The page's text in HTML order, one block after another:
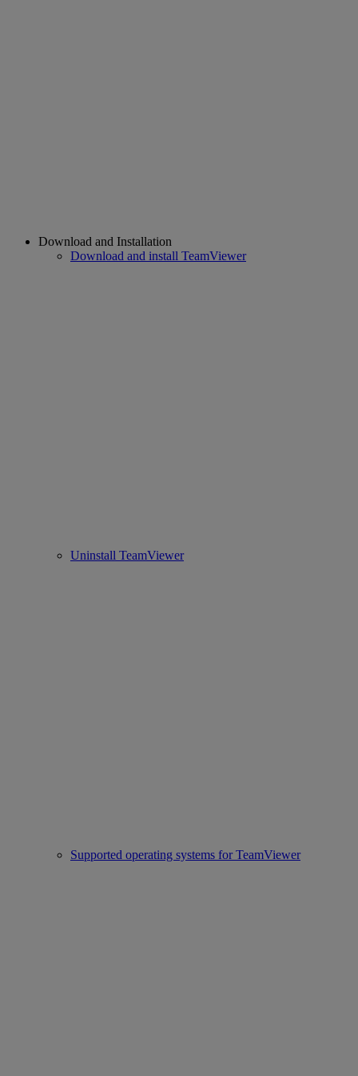
Download and Installation
Download and install TeamViewer
Uninstall TeamViewer
Supported operating systems for TeamViewer